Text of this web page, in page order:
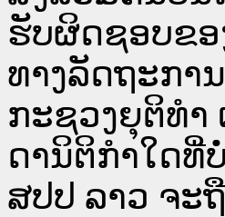
ຮັບຜິດຊອບຂ
ທາງ​ລັດ​ຖະ​ກາ
ກະຊວງຍຸຕິທໍາ
ດາ​ນິ​ຕິ​ກຳ​ໃດ​ທີ່
ສປ​ປ ລາວ ​ຈະ